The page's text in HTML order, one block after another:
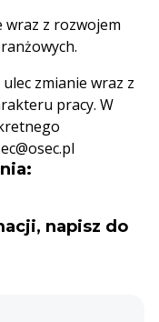
wraz z rozwojem
zmianie wraz z
pracy. W
napisz do